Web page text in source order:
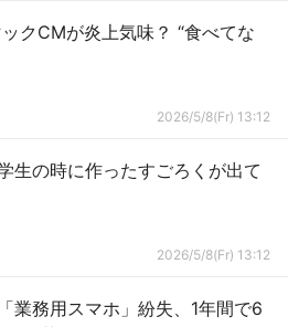
クCMが炎上気味？ “食べてな
2026/5/8(Fr) 13:12
生の時に作ったすごろくが出て
2026/5/8(Fr) 13:12
業務用スマホ」紛失、1年間で6